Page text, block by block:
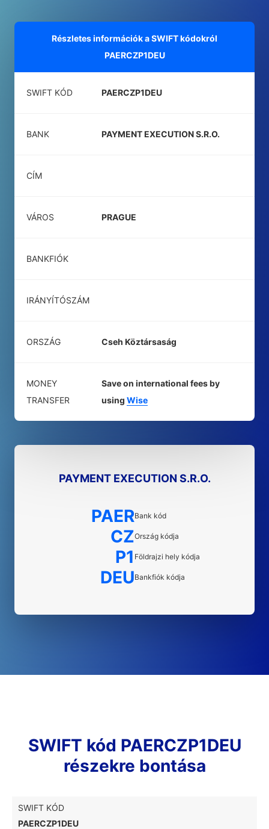
Részletes információk a SWIFT kódokról
PAERCZP1DEU
SWIFT KÓD PAERCZP1DEU
BANK PAYMENT EXECUTION S.R.O.
CÍM
VÁROS PRAGUE
BANKFIÓK
IRÁNYÍTÓSZÁM
ORSZÁG Cseh Köztársaság
MONEY
TRANSFER
Save on international fees by
using Wise
PAYMENT EXECUTION S.R.O.
PAERBank kód
CZOrszág kódja
P1 Földrajzi hely kódja
DEUBankfiók kódja
SWIFT kód PAERCZP1DEU
részekre bontása
SWIFT KÓD
PAERCZP1DEU